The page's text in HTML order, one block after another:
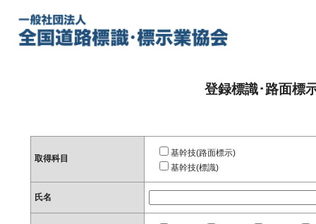
登録標識･路面標
取得科目
基幹技(路面標示)
基幹技(標識)
氏名